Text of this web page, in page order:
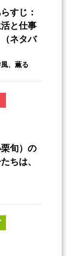
すじ：
と仕事
ネタバ
、薫る
旬）の
ちは、